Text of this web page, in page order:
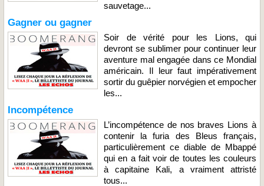
sauvetage...
Gagner ou gagner
Soir de vérité pour les Lions, qui
devront se sublimer pour continuer leur
aventure mal engagée dans ce Mondial
américain. Il leur faut impérativement
sortir du guêpier norvégien et empocher
les...
Incompétence
L’incompétence de nos braves Lions à
contenir la furia des Bleus français,
particulièrement ce diable de Mbappé
qui en a fait voir de toutes les couleurs
à capitaine Kali, a vraiment attristé
tous...